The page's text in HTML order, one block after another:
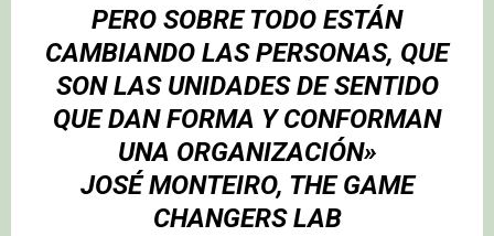
PERO SOBRE TODO ESTÁN
CAMBIANDO LAS PERSONAS, QUE
SON LAS UNIDADES DE SENTIDO
QUE DAN FORMA Y CONFORMAN
UNA ORGANIZACIÓN»
JOSÉ MONTEIRO, THE GAME
CHANGERS LAB